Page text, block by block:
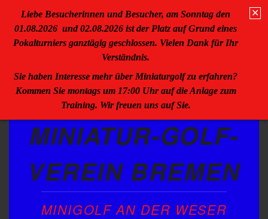
✕
Liebe Besucherinnen und Besucher, am Sonntag den
01.08.2026 und 02.08.2026 ist der Platz auf Grund eines
Pokalturniers ganztägig geschlossen. Vielen Dank für Ihr
Verständnis.
Sie haben Interesse mehr über Miniaturgolf zu erfahren?
Kommen Sie montags um 17:00 Uhr auf die Anlage zum
Training. Wir freuen uns auf Sie.
MINIATUR-GOLF-
VEREIN BREMEN
MINIGOLF AN DER WESER